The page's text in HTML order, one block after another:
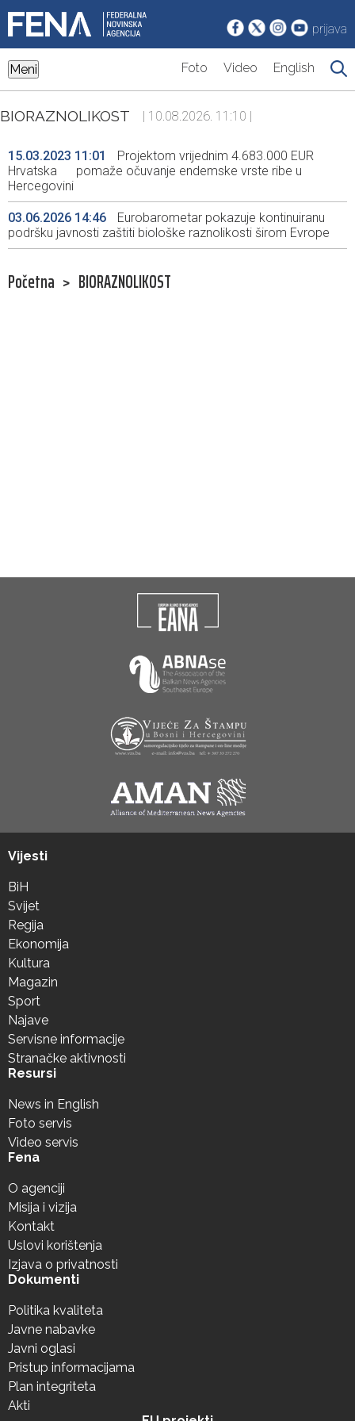
prijava
Meni Foto Video English
BIORAZNOLIKOST | 10.08.2026. 11:10 |
15.03.2023 11:01
Projektom vrijednim 4.683.000 EUR
Hrvatska pomaže očuvanje endemske vrste ribe u
Hercegovini
03.06.2026 14:46
Eurobarometar pokazuje kontinuiranu
podršku javnosti zaštiti biološke raznolikosti širom Evrope
Početna > BIORAZNOLIKOST
Vijesti
BiH
Svijet
Regija
Ekonomija
Kultura
Magazin
Sport
Najave
Servisne informacije
Stranačke aktivnosti
Resursi
News in English
Foto servis
Video servis
Fena
O agenciji
Misija i vizija
Kontakt
Uslovi korištenja
Izjava o privatnosti
Dokumenti
Politika kvaliteta
Javne nabavke
Javni oglasi
Pristup informacijama
Plan integriteta
Akti